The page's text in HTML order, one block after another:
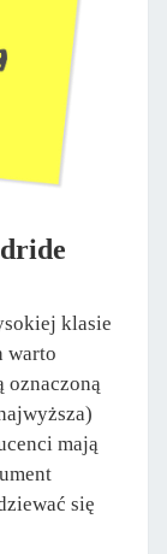
klasie
warto
oznaczoną
mają
się